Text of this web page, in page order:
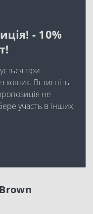
- 10%
при
кошик. Встигніть
не
участь в інших